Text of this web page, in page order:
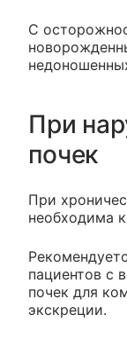
С
При
почек
При
необходима
пациентов с
почек для
экскреции.